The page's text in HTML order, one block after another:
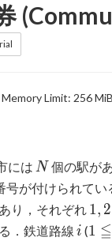
Limit: 256 MiB
には N
N 個の駅が
号が付けられてい
り，それぞれ 1, 2,
1, 2
．鉄道路線 i
i (1
1 ≦